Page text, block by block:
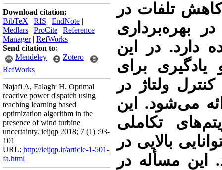
کاهش تلفات در
بهره‌برداری
دارد. در این
یادگیری برای
ولتاژ در
می‌شود. این
تکاملی
بالایی در
مسأله در
Download citation:
BibTeX | RIS | EndNote |
Medlars | ProCite | Reference
Manager| RefWorks
Send citation to:
Mendeley
Zotero
RefWorks
Najafi A, Falaghi H. Optimal
reactive power dispatch using
teaching learning based
optimization algorithm in the
presence of wind turbine
uncertainty. ieijqp 2018; 7 (1) :93-
101
URL: http://ieijqp.ir/article-1-501-
fa.html